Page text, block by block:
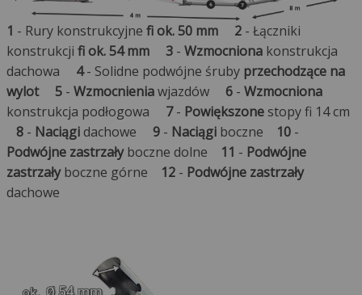
1 - Rury konstrukcyjne fi ok. 50 mm 2- Łączniki
konstrukcji fi ok. 54 mm 3- Wzmocnionakonstrukcja
dachowa 4- Solidne podwójne śruby przechodzące na
wylot
5- Wzmocnieniawjazdów 6- Wzmocniona
konstrukcja podłogowa 7- Powiększonestopy fi 14 cm
8- Naciągidachowe 9- Naciągiboczne 10-
Podwójne zastrzałyboczne dolne 11 - Podwójne
zastrzałyboczne górne 12- Podwójne zastrzały
dachowe